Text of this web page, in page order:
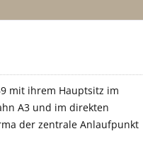
mit ihrem Hauptsitz im
A3 und im direkten
der zentrale Anlaufpunkt